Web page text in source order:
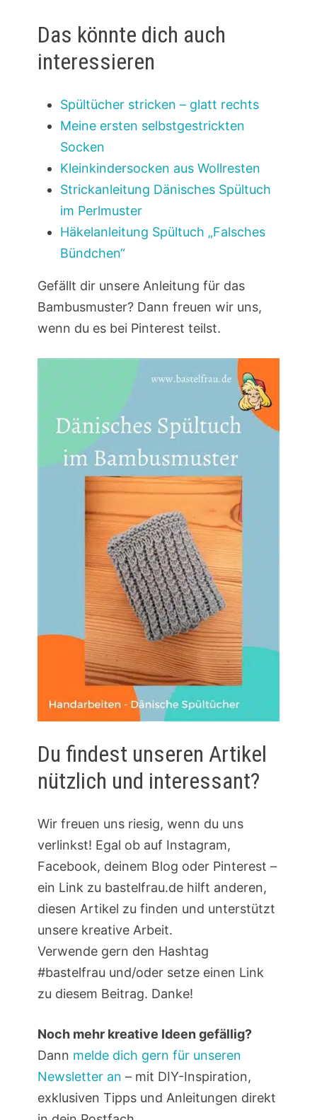
Das könnte dich auch
interessieren
Spültücher stricken – glatt rechts
Meine ersten selbstgestrickten
Socken
Kleinkindersocken aus Wollresten
Strickanleitung Dänisches Spültuch
im Perlmuster
Häkelanleitung Spültuch „Falsches
Bündchen“
Gefällt dir unsere Anleitung für das
Bambusmuster? Dann freuen wir uns,
wenn du es bei Pinterest teilst.
Du findest unseren Artikel
nützlich und interessant?
Wir freuen uns riesig, wenn du uns
verlinkst! Egal ob auf Instagram,
Facebook, deinem Blog oder Pinterest –
ein Link zu bastelfrau.de hilft anderen,
diesen Artikel zu finden und unterstützt
unsere kreative Arbeit.
Verwende gern den Hashtag
#bastelfrau und/oder setze einen Link
zu diesem Beitrag. Danke!
Noch mehr kreative Ideen gefällig?
Dann melde dich gern für unseren
Newsletter an – mit DIY-Inspiration,
exklusiven Tipps und Anleitungen direkt